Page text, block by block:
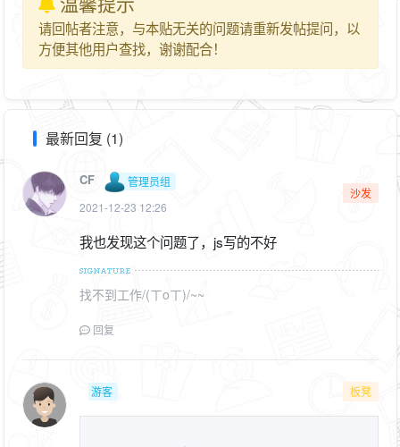
请回帖者注意，与本贴无关的问题请重新发帖提问，以
方便其他用户查找，谢谢配合！
最新回复 (1)
CF
管理员组
2021-12-23 12:26
沙发
我也发现这个问题了，js写的不好
找不到工作/(ㄒoㄒ)/~~
回复
游客 板凳